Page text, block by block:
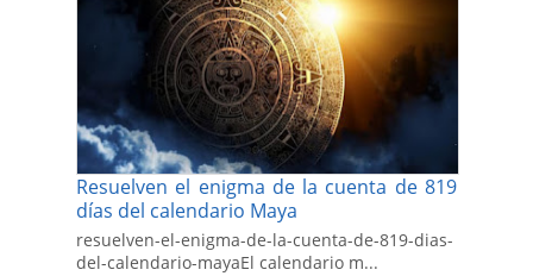
Resuelven el enigma de la cuenta de 819
días del calendario Maya
resuelven-el-enigma-de-la-cuenta-de-819-dias-
del-calendario-mayaEl calendario m...